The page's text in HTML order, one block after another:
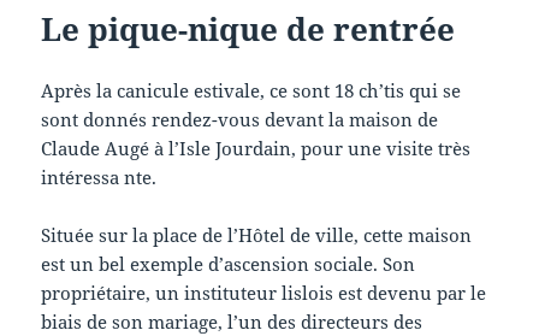
Le pique-nique de rentrée
Après la canicule estivale, ce sont 18 ch’tis qui se
sont donnés rendez-vous devant la maison de
Claude Augé à l’Isle Jourdain, pour une visite très
intéressa nte.
Située sur la place de l’Hôtel de ville, cette maison
est un bel exemple d’ascension sociale. Son
propriétaire, un instituteur lislois est devenu par le
biais de son mariage, l’un des directeurs des